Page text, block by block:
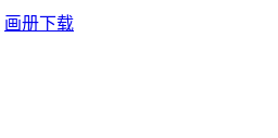
画册下载